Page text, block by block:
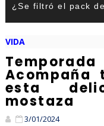
¿Se filtró el pack
VIDA
Acompaña
esta
mostaza
3/01/2024